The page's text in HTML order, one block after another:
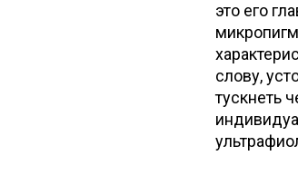
это его
слову,
тускнеть